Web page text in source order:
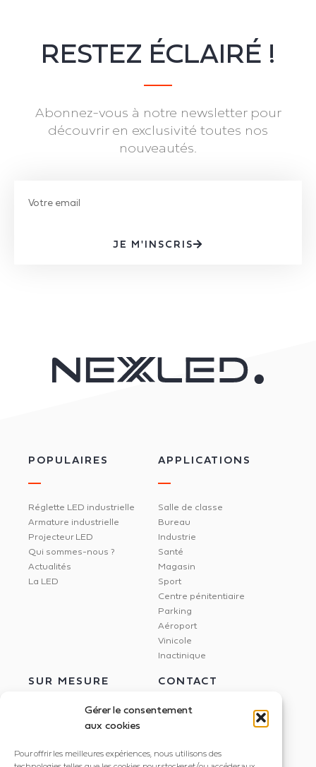
Gérer le consentement
aux cookies
Pour offrir les meilleures expériences, nous utilisons des
RESTEZ ÉCLAIRÉ !
Abonnez-vous à notre newsletter pour
découvrir en exclusivité toutes nos
nouveautés.
JE M'INSCRIS
POPULAIRES
Réglette LED industrielle
Armature industrielle
Projecteur LED
Qui sommes-nous ?
Actualités
La LED
APPLICATIONS
Salle de classe
Bureau
Industrie
Santé
Magasin
Sport
Centre pénitentiaire
Parking
Aéroport
Vinicole
Inactinique
SUR MESURE
Éclairage circadien
CONTACT
395 rue Docteur Marmonnier